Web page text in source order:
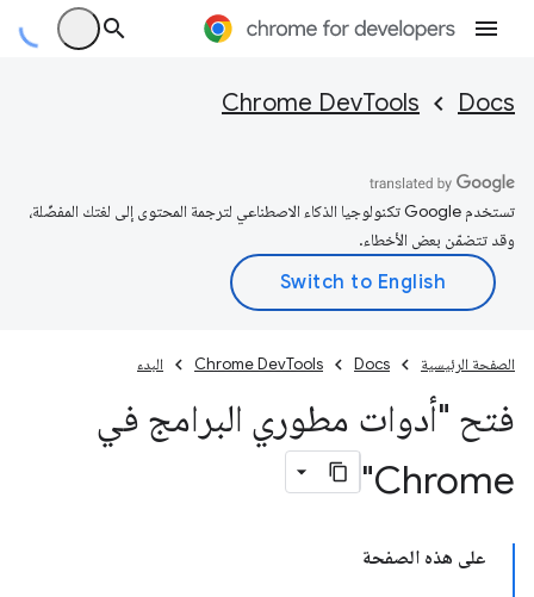
Docs
Chrome DevTools
تستخدم Google تكنولوجيا الذكاء الاصطناعي لترجمة المحتوى إلى لغتك المفضّلة،
وقد تتضمّن بعض الأخطاء.
الصفحة الرئيسية Docs
Chrome DevTools البدء
فتح "أدوات مطوري البرامج في
Chrome"
على هذه الصفحة